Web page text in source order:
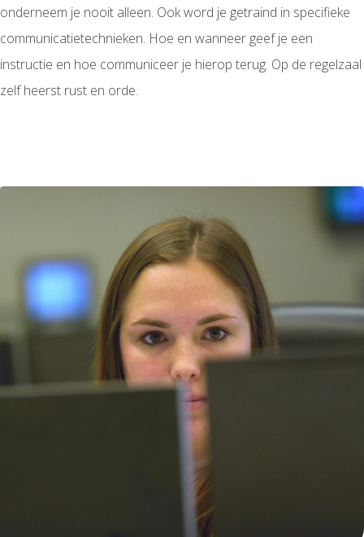
onderneem je nooit alleen. Ook word je getraind in specifieke
communicatietechnieken. Hoe en wanneer geef je een
instructie en hoe communiceer je hierop terug. Op de regelzaal
zelf heerst rust en orde.